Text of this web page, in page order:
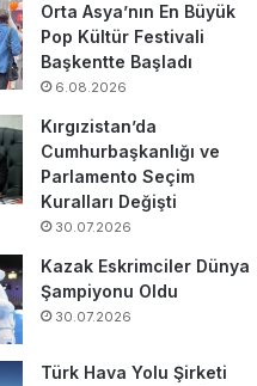
Orta Asya’nın En Büyük
Pop Kültür Festivali
Başkentte Başladı
6.08.2026
Kırgızistan’da
Cumhurbaşkanlığı ve
Parlamento Seçim
Kuralları Değişti
30.07.2026
Kazak Eskrimciler Dünya
Şampiyonu Oldu
30.07.2026
Türk Hava Yolu Şirketi